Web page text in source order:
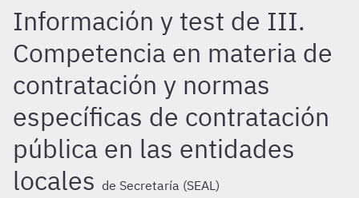
Información y test de III.
Competencia en materia de
contratación y normas
específicas de contratación
pública en las entidades
locales de Secretaría (SEAL)